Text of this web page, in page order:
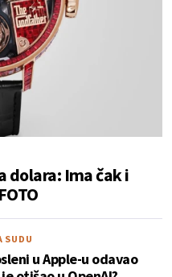
dolara: Ima čak i
SUDU
u Apple-u odavao